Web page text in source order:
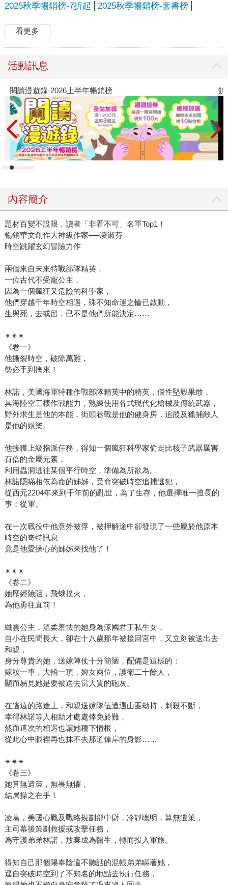
2025秋季暢銷榜-7折起 2025秋季暢銷榜-套書榜
看更多
活動訊息
飢餓遊戲前傳贈早優券
內容簡介
題材百變不設限，讀者「非看不可」名單Top1！
暢銷華文創作大神級作家──凌淑芬
時空跳躍玄幻冒險力作
兩個來自未來特戰部隊精英，
一位古代不受寵公主，
因為一個瘋狂又危險的科學家，
他們穿越千年時空相遇，殊不知命運之輪已啟動，
生與死，去或留，已不是他們所能決定……
✴✴✴
《卷一》
他撕裂時空，破除萬難，
勢必手到擒來！
林諾，美國海軍特種作戰部隊精英中的精英，個性堅毅果敢，
具海陸空三棲作戰能力，熟練使用各式現代化槍械及傳統武器，
野外求生是他的本能，街頭巷戰是他的健身房，追蹤及獵捕敵人
是他的娛樂。
他接獲上級指派任務，得知一個瘋狂科學家偷走比核子武器厲害
百倍的金屬元素，
利用蟲洞逃往某個平行時空，準備為所欲為。
林諾隱瞞相依為命的姊姊，受命突破時空追捕逃犯，
從西元2204年來到千年前的亂世，為了生存，他選擇唯一擅長的
事：從軍。
在一次戰役中他意外被俘，被押解途中卻發現了一些屬於他原本
時空的奇特訊息——
竟是他愛操心的姊姊來找他了！
✴✴✴
《卷二》
她歷經險阻，飛蛾撲火，
為他勇往直前！
纖雲公主，溫柔羞怯的她身為涼國君王私生女，
自小在民間長大，卻在十八歲那年被接回宮中，又立刻被送出去
和親，
身分尊貴的她，送嫁陣仗十分簡陋，配備是這樣的：
嫁妝一車，大轎一頂，婢女兩位，護衛二十餘人，
顯而易見她是要被送去當人質的砲灰。
在遙遠的路途上，和親送嫁隊伍遭遇山匪劫持，刺殺不斷，
幸得林諾等人相助才處處倖免於難，
然而這次的相遇也讓她種下情根，
從此心中眼裡再也抹不去那道偉岸的身影……
✴✴✴
《卷三》
她算無遺策，無畏無懼，
結局操之在手！
凌葛，美國心戰及戰略規劃部中尉，冷靜聰明，算無遺策，
主司幕後策劃救援或攻擊任務，
為守護弟弟林諾，放棄成為醫生，轉而投入軍旅。
得知自己那個陽奉陰違不聽話的混帳弟弟瞞著她，
逕自突破時空到了不知名的地點去執行任務，